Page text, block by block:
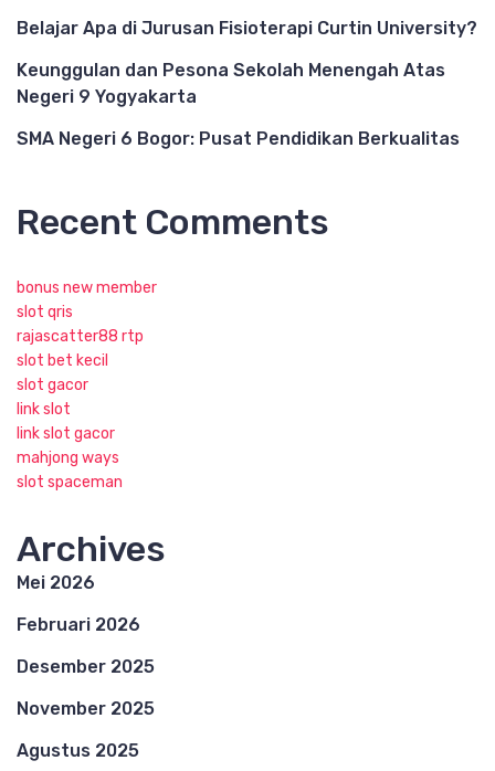
Belajar Apa di Jurusan Fisioterapi Curtin University?
Keunggulan dan Pesona Sekolah Menengah Atas
Negeri 9 Yogyakarta
SMA Negeri 6 Bogor: Pusat Pendidikan Berkualitas
Recent Comments
bonus new member
slot qris
rajascatter88 rtp
slot bet kecil
slot gacor
link slot
link slot gacor
mahjong ways
slot spaceman
Archives
Mei 2026
Februari 2026
Desember 2025
November 2025
Agustus 2025